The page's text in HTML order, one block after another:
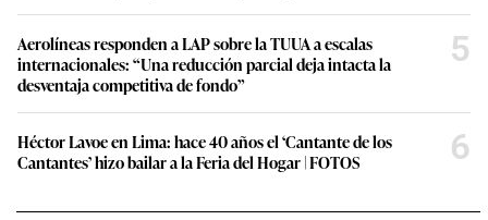
Aerolíneas responden a LAP sobre la TUUA a escalas
internacionales: “Una reducción parcial deja intacta la
desventaja competitiva de fondo”
5
Héctor Lavoe en Lima: hace 40 años el ‘Cantante de los
Cantantes’ hizo bailar a la Feria del Hogar | FOTOS
6